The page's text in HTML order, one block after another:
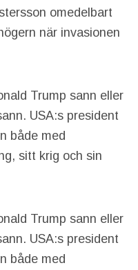
omedelbart
när invasionen
Trump sann eller
USA:s president
både med
sitt krig och sin
Trump sann eller
USA:s president
både med